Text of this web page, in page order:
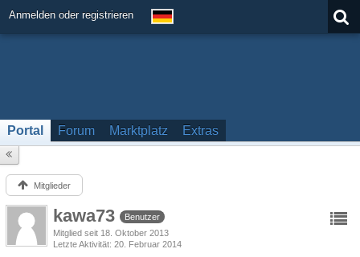
Anmelden oder registrieren
Portal Forum Marktplatz Extras
Mitglieder
kawa73
Benutzer
Mitglied seit 18. Oktober 2013
Letzte Aktivität 20. Februar 2014